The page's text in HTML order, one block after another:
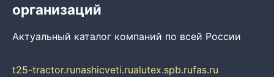
организаций
Актуальный каталог компаний по всей России
t25-tractor.runashicveti.rualutex.spb.rufas.ru